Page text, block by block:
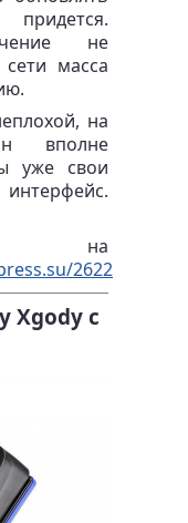
не
масса
на
вполне
уже свои
на
2622
Xgody с